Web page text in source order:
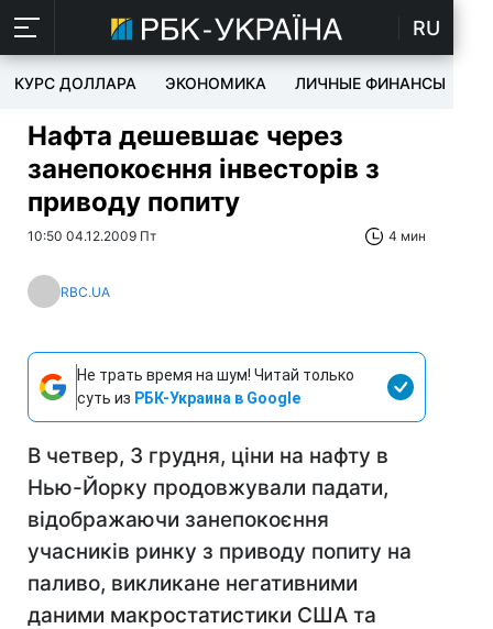
RU
КУРС ДОЛЛАРА ЭКОНОМИКА ЛИЧНЫЕ ФИНАНСЫ
Нафта дешевшає через
занепокоєння інвесторів з
приводу попиту
10:50 04.12.2009 Пт 4 мин
RBC.UA
Не трать время на шум! Читай только
суть из РБК-Украина в Google
В четвер, 3 грудня, ціни на нафту в
Нью-Йорку продовжували падати,
відображаючи занепокоєння
учасників ринку з приводу попиту на
паливо, викликане негативними
даними макростатистики США та